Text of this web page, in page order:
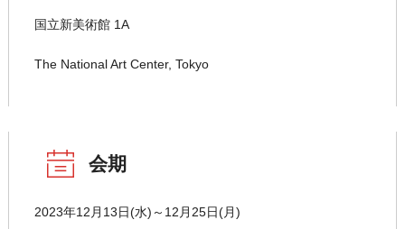
国立新美術館 1A
The National Art Center, Tokyo
会期
2023年12月13日(水)～12月25日(月)